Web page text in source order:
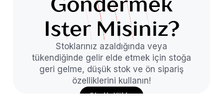
Ister Misiniz?
Stoklarınız azaldığında veya
tükendiğinde gelir elde etmek için stoğa
geri gelme, düşük stok ve ön sipariş
özelliklerini kullanın!
Şimdi Yükle